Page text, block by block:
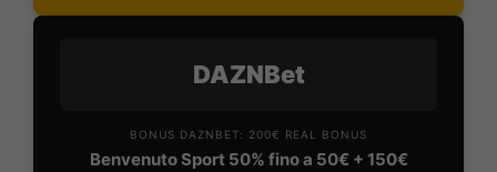
DAZNBet
BONUS DAZNBET: 200€ REAL BONUS
Benvenuto Sport 50% fino a 50€ + 150€